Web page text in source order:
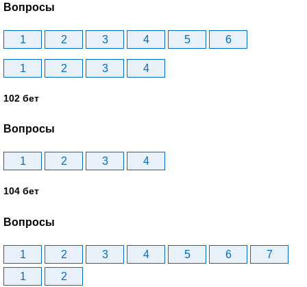
Вопросы
1 2 3 4 5 6
1 2 3 4
102 бет
Вопросы
1 2 3 4
104 бет
Вопросы
1 2 3 4 5 6
7
1
2